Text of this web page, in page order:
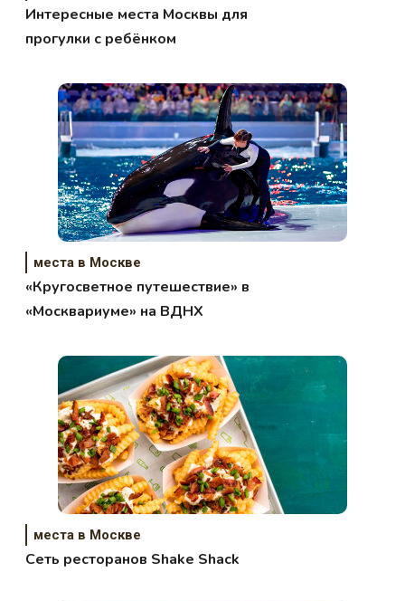
Интересные места Москвы для
прогулки с ребёнком
места в Москве
«Кругосветное путешествие» в
«Москвариуме» на ВДНХ
места в Москве
Сеть ресторанов Shake Shack